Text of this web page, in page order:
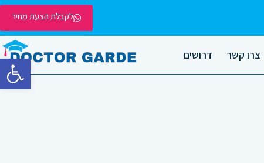
לקבלת הצעת מחיר
צרו קשר דרושים פתח